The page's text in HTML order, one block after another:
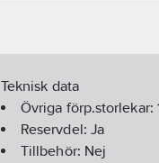
Teknisk data
Övriga förp.storlekar:
Reservdel: Ja
Tillbehör: Nej